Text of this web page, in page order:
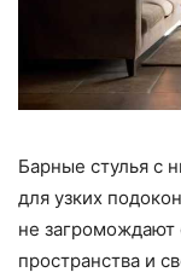
Барные стулья с
для узких
не
пространства и